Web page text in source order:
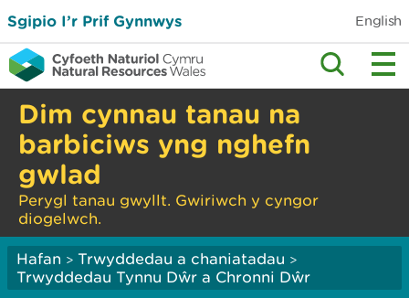
Sgipio I’r Prif Gynnwys English
Dim cynnau tanau na
barbiciws yng nghefn
gwlad
Perygl tanau gwyllt. Gwiriwch y cyngor
diogelwch.
Hafan > Trwyddedau a chaniatadau >
Trwyddedau Tynnu Dŵr a Chronni Dŵr